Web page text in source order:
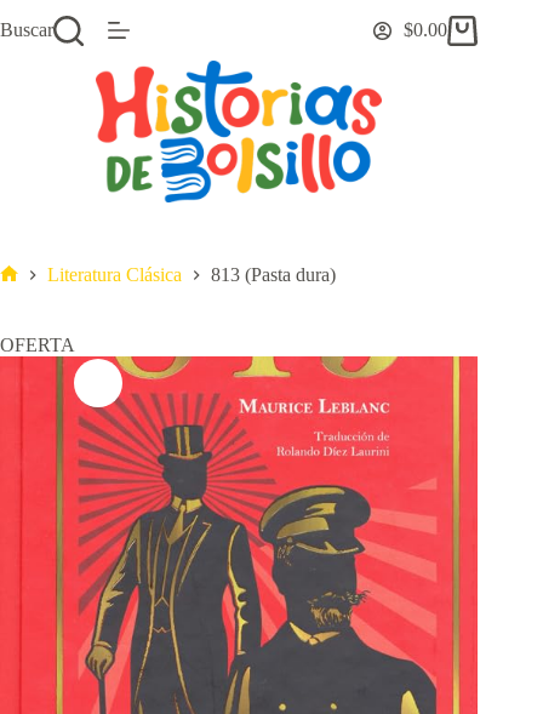
al
Buscar
Carro
$0.00
Literatura Clásica 813 (Pasta dura)
OFERTA